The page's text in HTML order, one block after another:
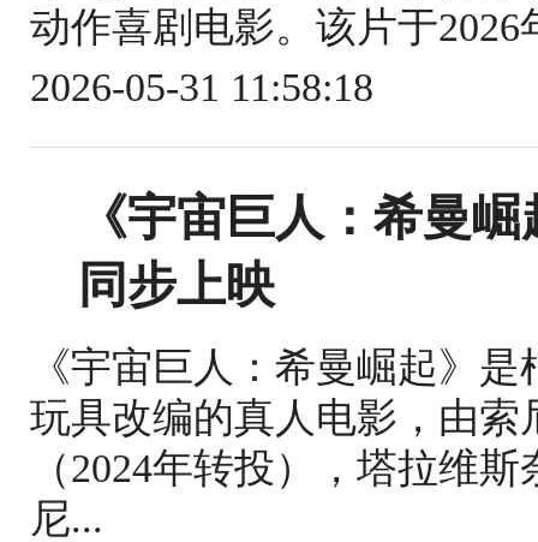
动作喜剧电影。该片于
2026-05-31 11:58:18
《宇宙巨人：希曼
同步上映
《宇宙巨人：希曼崛起》
玩具改编的真人电影，由
（2024年转投），塔拉维
尼...